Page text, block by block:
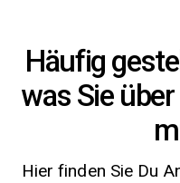
Häufig
was Sie
Hier finden Sie Du